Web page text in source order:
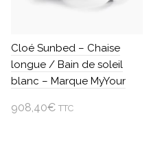
sur
la
page
du
produit
Cloé Sunbed – Chaise
longue / Bain de soleil
blanc – Marque MyYour
908,40€ TTC